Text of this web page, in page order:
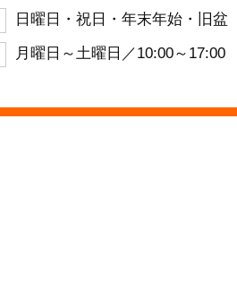
日曜日・祝日・年末年始・旧盆
月曜日～土曜日／10:00～17:00